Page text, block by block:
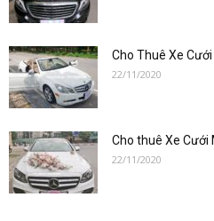
|
Cho Thuê Xe
22/11/2020
Cho thuê Xe Cưới
22/11/2020